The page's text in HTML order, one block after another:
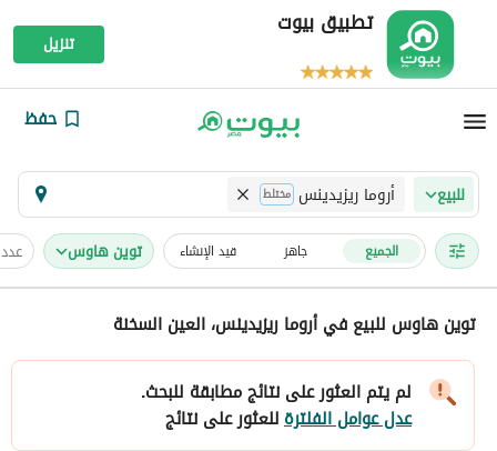
تطبيق بيوت
تنزيل
حفظ
للبيع أروما ريزيدينس مختلط
الجميع جاهز قيد الإنشاء توين هاوس
توين هاوس للبيع في أروما ريزيدينس، العين السخنة
لم يتم العثور على نتائج مطابقة للبحث.
عدل عوامل الفلترةللعثور على نتائج